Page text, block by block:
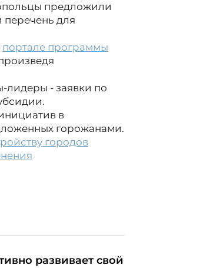
предложили
для
портале программы
лидеры - заявки по
в
горожанами.
городов
развивает свой